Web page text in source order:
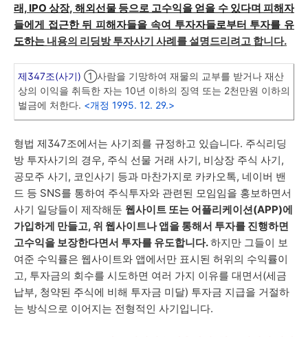
래, IPO 상장, 해외선물 등으로 고수익을 얻을 수 있다며 피해자
들에게 접근한 뒤 피해자들을 속여 투자자들로부터 투자를 유
도하는 내용의 리딩방 투자사기 사례를 설명드리려고 합니다.
제347조(사기) ①사람을 기망하여 재물의 교부를 받거나 재산
상의 이익을 취득한 자는 10년 이하의 징역 또는 2천만원 이하의
벌금에 처한다. <개정 1995. 12. 29.>
형법 제347조에서는 사기죄를 규정하고 있습니다. 주식리딩
방 투자사기의 경우, 주식 선물 거래 사기, 비상장 주식 사기,
공모주 사기, 코인사기 등과 마찬가지로 카카오톡, 네이버 밴
드 등 SNS를 통하여 주식투자와 관련된 모임임을 홍보하면서
사기 일당들이 제작해둔 웹사이트 또는 어플리케이션(APP)에
가입하게 만들고, 위 웹사이트나 앱을 통해서 투자를 진행하면
고수익을 보장한다면서 투자를 유도합니다.하지만 그들이 보
여준 수익률은 웹사이트와 앱에서만 표시된 허위의 수익률이
고, 투자금의 회수를 시도하면 여러 가지 이유를 대면서(세금
납부, 청약된 주식에 비해 투자금 미달) 투자금 지급을 거절하
는 방식으로 이어지는 전형적인 사기입니다.